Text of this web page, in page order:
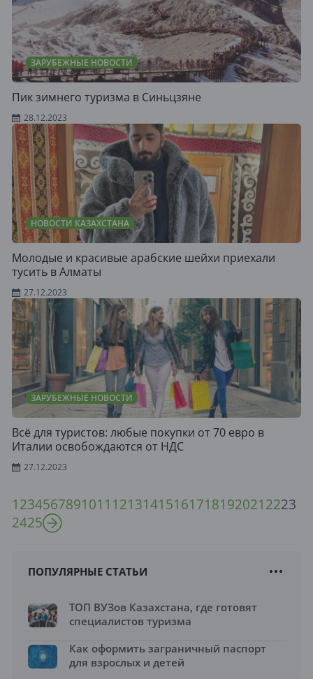
ЗАРУБЕЖНЫЕ НОВОСТИ
Пик зимнего туризма в Синьцзяне
28.12.2023
НОВОСТИ КАЗАХСТАНА
Молодые и красивые арабские шейхи приехали
тусить в Алматы
27.12.2023
ЗАРУБЕЖНЫЕ НОВОСТИ
Всё для туристов: любые покупки от 70 евро в
Италии освобождаются от НДС
27.12.2023
1234567891011 121314151617181920212223
2425
ПОПУЛЯРНЫЕ СТАТЬИ
ТОП ВУЗов Казахстана, где готовят
специалистов туризма
Как оформить заграничный паспорт
для взрослых и детей